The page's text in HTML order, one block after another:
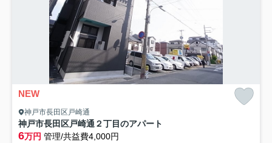
NEW
神戸市長田区戸崎通
神戸市長田区戸崎通２丁目のアパート
6万円 管理/共益費4,000円